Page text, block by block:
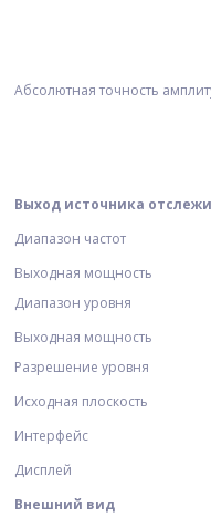
Абсолютная точность
Выход источника
Диапазон частот
Выходная мощность
Диапазон уровня
Выходная мощность
Разрешение уровня
Исходная плоскость
Интерфейс
Дисплей
Внешний вид